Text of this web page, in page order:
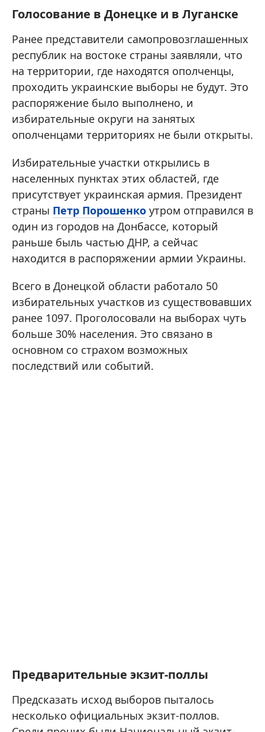
Голосование в Донецке и в Луганске
Ранее представители самопровозглашенных
республик на востоке страны заявляли, что
на территории, где находятся ополченцы,
проходить украинские выборы не будут. Это
распоряжение было выполнено, и
избирательные округи на занятых
ополченцами территориях не были открыты.
Избирательные участки открылись в
населенных пунктах этих областей, где
присутствует украинская армия. Президент
страны Петр Порошенко утром отправился в
один из городов на Донбассе, который
раньше быль частью ДНР, а сейчас
находится в распоряжении армии Украины.
Всего в Донецкой области работало 50
избирательных участков из существовавших
ранее 1097. Проголосовали на выборах чуть
больше 30% населения. Это связано в
основном со страхом возможных
последствий или событий.
Предварительные экзит-поллы
Предсказать исход выборов пыталось
несколько официальных экзит-поллов.